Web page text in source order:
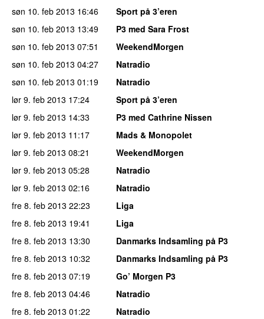
søn 10. feb 2013 16:46
Sport på 3’eren
søn 10. feb 2013 13:49
P3 med Sara Frost
søn 10. feb 2013 07:51
WeekendMorgen
søn 10. feb 2013 04:27
Natradio
søn 10. feb 2013 01:19
Natradio
lør 9. feb 2013 17:24
Sport på 3’eren
lør 9. feb 2013 14:33
P3 med Cathrine Nissen
lør 9. feb 2013 11:17
Mads & Monopolet
lør 9. feb 2013 08:21
WeekendMorgen
lør 9. feb 2013 05:28
Natradio
lør 9. feb 2013 02:16
Natradio
fre 8. feb 2013 22:23
Liga
fre 8. feb 2013 19:41
Liga
fre 8. feb 2013 13:30
Danmarks Indsamling på P3
fre 8. feb 2013 10:32
Danmarks Indsamling på P3
fre 8. feb 2013 07:19
Go’ Morgen P3
fre 8. feb 2013 04:46
Natradio
fre 8. feb 2013 01:22
Natradio